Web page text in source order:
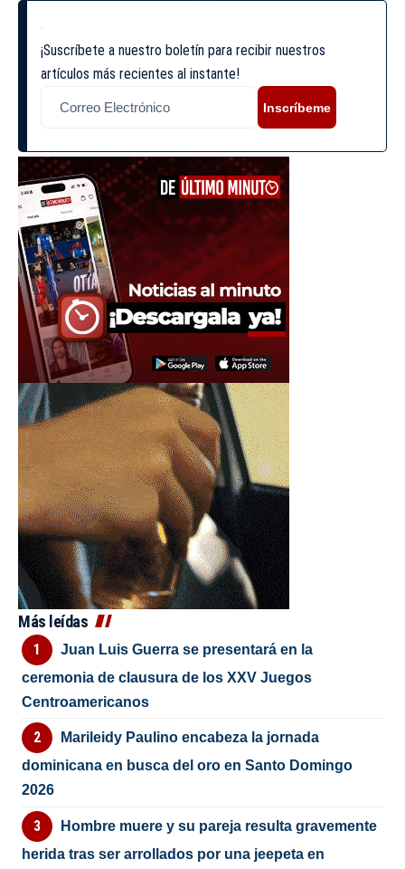
¡Suscríbete a nuestro boletín para recibir nuestros
artículos más recientes al instante!
Inscríbeme
Más leídas
Juan Luis Guerra se presentará en la
ceremonia de clausura de los XXV Juegos
Centroamericanos
Marileidy Paulino encabeza la jornada
dominicana en busca del oro en Santo Domingo
2026
Hombre muere y su pareja resulta gravemente
herida tras ser arrollados por una jeepeta en